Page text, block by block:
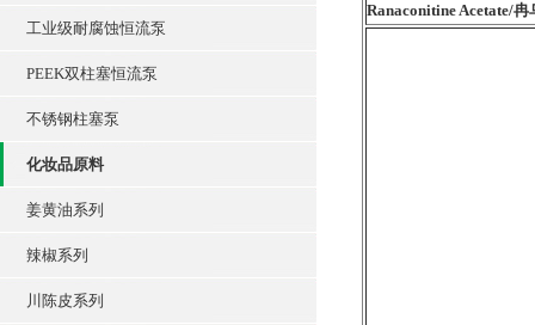
工业级耐腐蚀恒流泵
PEEK双柱塞恒流泵
不锈钢柱塞泵
化妆品原料
姜黄油系列
辣椒系列
川陈皮系列
Ranaconitine Acetate/冉